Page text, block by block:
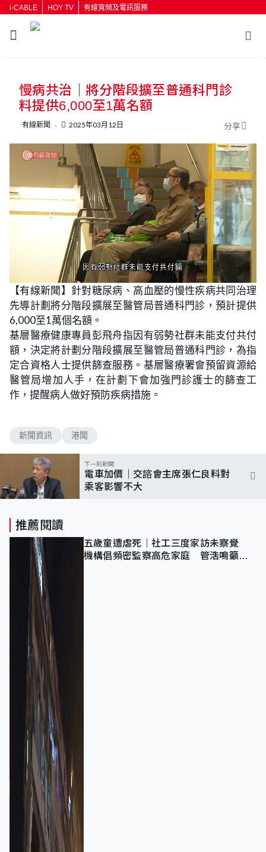
i-CABLE HOY TV 有線寬頻及電訊服務
按輸入鍵開始搜尋
慢病共治｜將分階段擴至普通科門診
料提供6,000至1萬名額
有線新聞 2025年03月12日 分享
n
m
t
e
L
o
a
d
e
d
5
.
7
1
%
【有線新聞】針對糖尿病、高血壓的慢性疾病共同治理
先導計劃將分階段擴展至醫管局普通科門診，預計提供
6,000至1萬個名額。
基層醫療健康專員彭飛舟指因有弱勢社群未能支付共付
額，決定將計劃分階段擴展至醫管局普通科門診，為指
定合資格人士提供篩查服務。基層醫療署會預留資源給
醫管局增加人手，在計劃下會加強門診護士的篩查工
作，提醒病人做好預防疾病措施。
新聞資訊 港聞
下一則新聞
電車加價｜交諮會主席張仁良料對
乘客影響不大
推薦閱讀
五歲童遭虐死｜社工三度家訪未察覺
機構倡頻密監察高危家庭 管浩鳴籲加